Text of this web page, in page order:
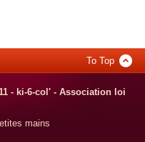
To Top
- ki-6-col' - Association loi
mains